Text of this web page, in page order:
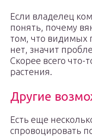
Если владелец
понять, почему
том, что видимых
нет, значит
Скорее всего что-
растения.
Другие
Есть еще
спровоцировать